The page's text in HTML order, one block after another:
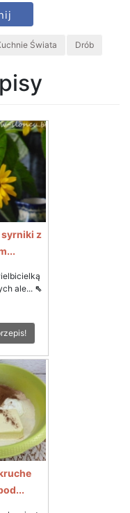
Świata Drób
z
ale... ⇖